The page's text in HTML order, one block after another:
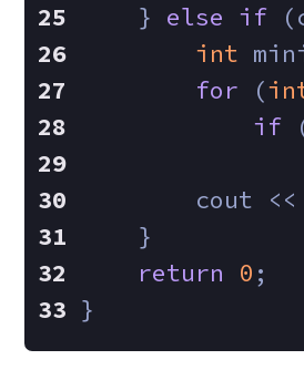
    }
else if
int
for (
if
cout <<
    }
return
0 ;
}